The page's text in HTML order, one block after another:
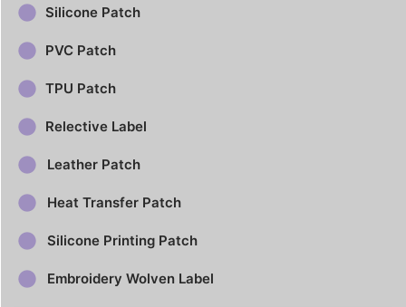
Silicone Patch
PVC Patch
TPU Patch
Relective Label
Leather Patch
Heat Transfer Patch
Silicone Printing Patch
Embroidery Wolven Label